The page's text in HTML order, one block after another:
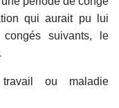
qui aurait pu lui
suivants, le
ou maladie